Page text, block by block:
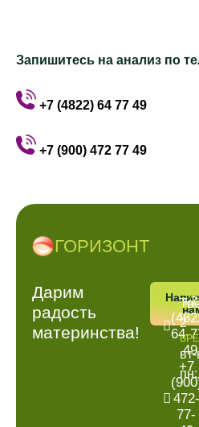
Запишитесь на анализ по
+7 (4822) 64 77 49
+7 (900) 472 77 49
ГОРИЗОНТ
Дарим
радость
материнства!
+7
64-
49
+7
472-
77-
2